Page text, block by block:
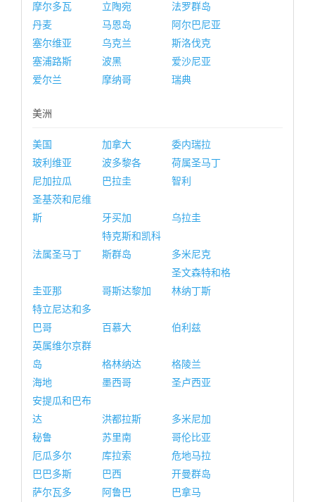
摩尔多瓦
立陶宛
法罗群岛
丹麦
马恩岛
阿尔巴尼亚
塞尔维亚
乌克兰
斯洛伐克
塞浦路斯
波黑
爱沙尼亚
爱尔兰
摩纳哥 瑞典
美洲
美国 加拿大
委内瑞拉
玻利维亚
波多黎各
荷属圣马丁
尼加拉瓜
巴拉圭
智利
圣基茨和尼维
斯
牙买加 乌拉圭
法属圣马丁
特克斯和凯科
斯群岛
多米尼克
圭亚那 哥斯达黎加
圣文森特和格
林纳丁斯
特立尼达和多
巴哥
百慕大
伯利兹
英属维尔京群
岛
格林纳达
格陵兰
海地
墨西哥
圣卢西亚
安提瓜和巴布
达
洪都拉斯
多米尼加
秘鲁
苏里南
哥伦比亚
厄瓜多尔
库拉索
危地马拉
巴巴多斯
巴西
开曼群岛
萨尔瓦多
阿鲁巴
巴拿马